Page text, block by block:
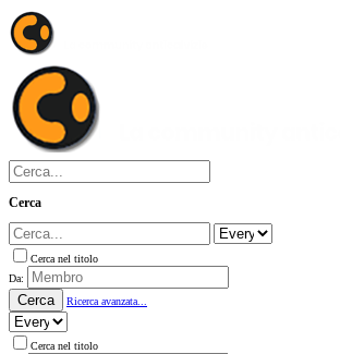
Cerca
Cerca nel titolo
Da:
Cerca Ricerca avanzata...
Cerca nel titolo